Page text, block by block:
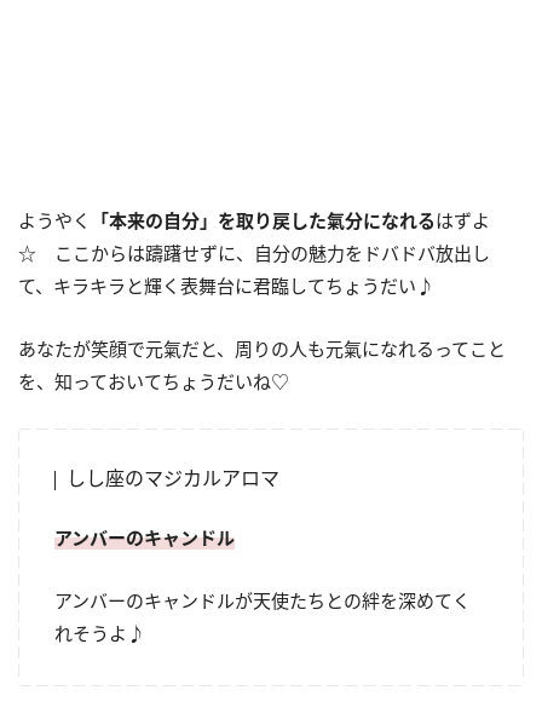
ようやく 「本来の自分」を取り戻した氣分になれるはずよ
☆ ここからは躊躇せずに、自分の魅力をドバドバ放出し
て、キラキラと輝く表舞台に君臨してちょうだい♪
あなたが笑顔で元氣だと、周りの人も元氣になれるってこと
を、知っておいてちょうだいね♡
しし座のマジカルアロマ
アンバーのキャンドル
アンバーのキャンドルが天使たちとの絆を深めてく
れそうよ♪